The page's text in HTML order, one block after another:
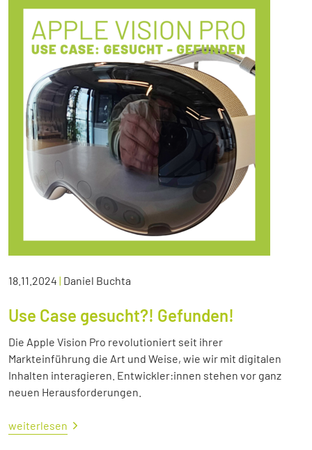
18.11.2024 | Daniel Buchta
Use Case gesucht?! Gefunden!
Die Apple Vision Pro revolutioniert seit ihrer
Markteinführung die Art und Weise, wie wir mit digitalen
Inhalten interagieren. Entwickler:innen stehen vor ganz
neuen Herausforderungen.
weiterlesen